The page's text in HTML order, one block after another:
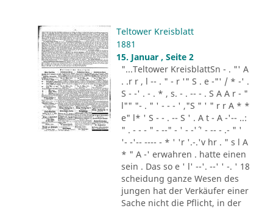
Teltower Kreisblatt
1881
15. Januar , Seite 2
"...Teltower KreisblattSn - . "' A
. .r r , l -- . " - r '" S . e -"' / * -' .
S - -' . - . * , s. - . -- - . S A A r - "
l"" "- . " ' - - - ' ,"S " ' " r r A * *
e" l* ' S - - . -- S ' . A t - A -'-- ..:
" . - - - " - --" - ' - -'´ ' - -- - .- " '
'- -'-- ---- - * ' 'r '.-.'v hr . " s l A
* " A -' erwahren . hatte einen
sein . Das so e ' l' --'. --' ' -. ' 18
scheidung ganze Wesen des
jungen hat der Verkäufer einer
Sache nicht die Pflicht, in der